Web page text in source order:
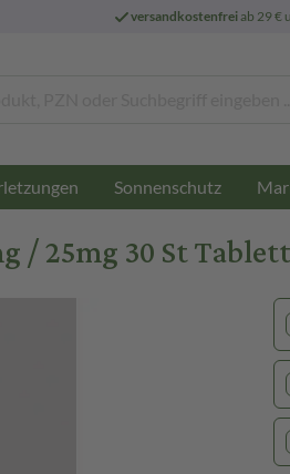
versandkostenfreiab 29 €
Sonnenschutz
/ 25mg 30 St